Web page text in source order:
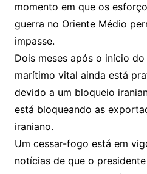
momento em que os
guerra no Oriente Médio
impasse.
Dois meses após o início
marítimo vital ainda está
devido a um bloqueio
está bloqueando as
iraniano.
Um cessar-fogo está em
notícias de que o